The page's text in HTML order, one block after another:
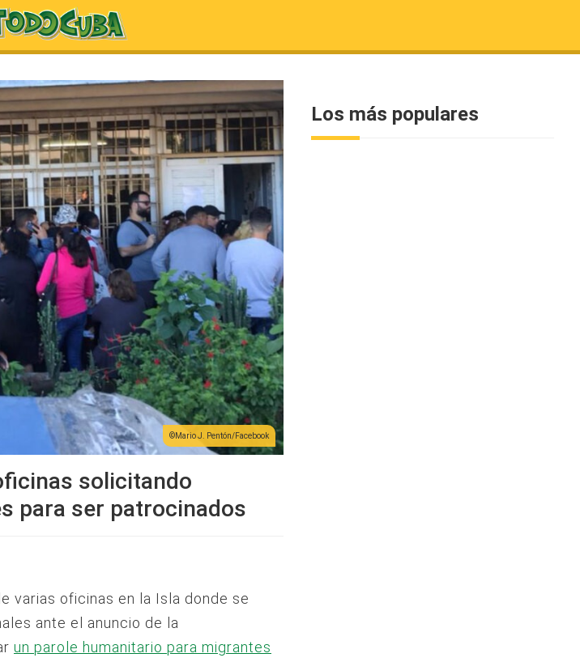
Mario J. Pentón/Facebook
solicitando
para ser patrocinados
varias oficinas en la Isla donde se
ante el anuncio de la
un parole humanitario para migrantes
Los más populares